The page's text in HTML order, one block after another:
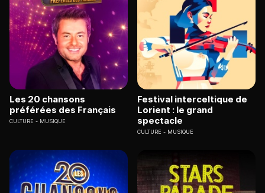
Les 20 chansons
préférées des Français
CULTURE MUSIQUE
Festival interceltique de
Lorient : le grand
spectacle
CULTURE MUSIQUE